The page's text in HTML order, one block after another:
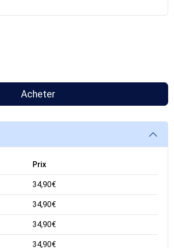
Acheter
Prix
34,90€
34,90€
34,90€
34,90€